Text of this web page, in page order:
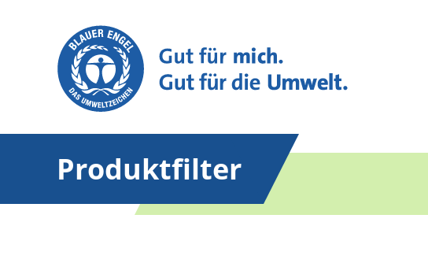
Produktfilter